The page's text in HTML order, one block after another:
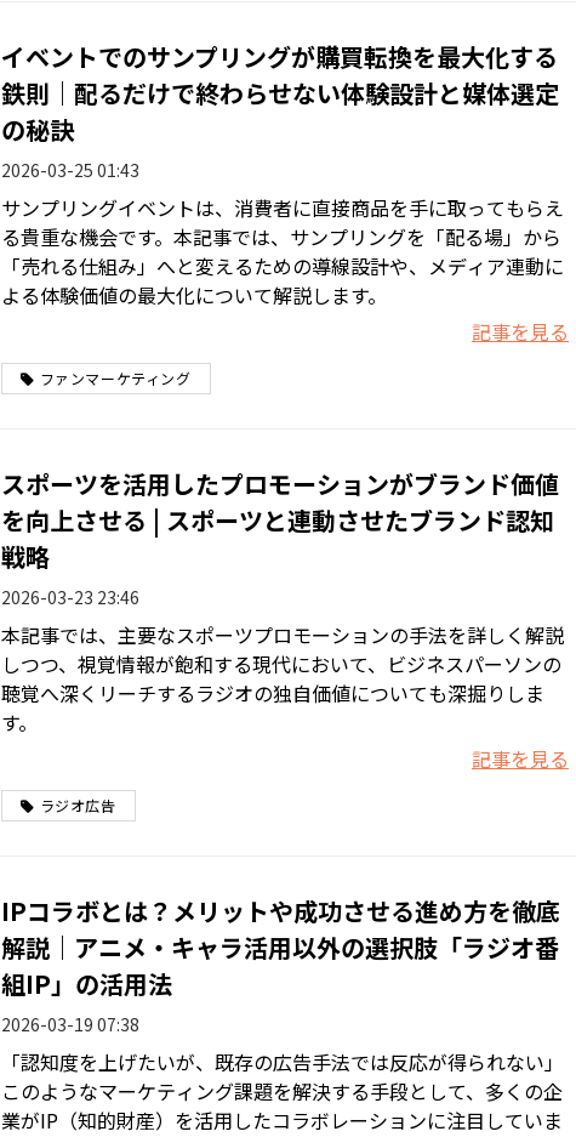
イベントでのサンプリングが購買転換を最大化する
鉄則｜配るだけで終わらせない体験設計と媒体選定
の秘訣
2026-03-25 01:43
サンプリングイベントは、消費者に直接商品を手に取ってもらえ
る貴重な機会です。本記事では、サンプリングを「配る場」から
「売れる仕組み」へと変えるための導線設計や、メディア連動に
よる体験価値の最大化について解説します。
記事を見る
ファンマーケティング
スポーツを活用したプロモーションがブランド価値
を向上させる | スポーツと連動させたブランド認知
戦略
2026-03-23 23:46
本記事では、主要なスポーツプロモーションの手法を詳しく解説
しつつ、視覚情報が飽和する現代において、ビジネスパーソンの
聴覚へ深くリーチするラジオの独自価値についても深掘りしま
す。
記事を見る
ラジオ広告
IPコラボとは？メリットや成功させる進め方を徹底
解説｜アニメ・キャラ活用以外の選択肢「ラジオ番
組IP」の活用法
2026-03-19 07:38
「認知度を上げたいが、既存の広告手法では反応が得られない」
このようなマーケティング課題を解決する手段として、多くの企
業がIP（知的財産）を活用したコラボレーションに注目していま